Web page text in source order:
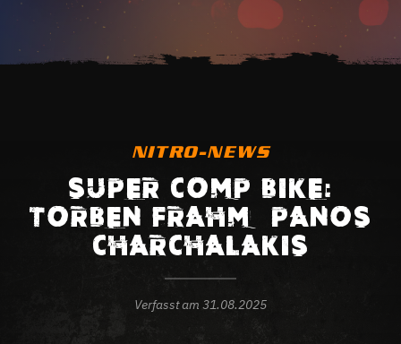
NITRO-NEWS
SUPER COMP BIKE:
TORBEN FRAHM – PANOS
CHARCHALAKIS
Verfasst am 31.08.2025